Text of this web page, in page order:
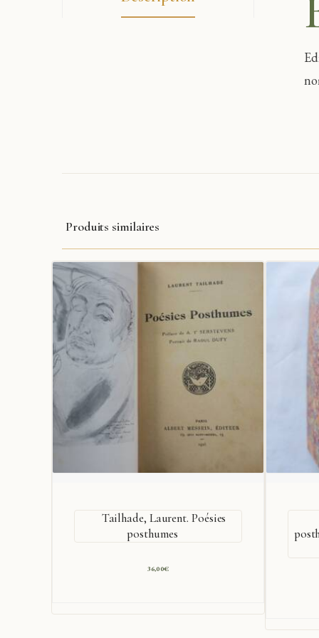
Produits similaires
Tailhade, Laurent. Poésies
posthumes
36,00€